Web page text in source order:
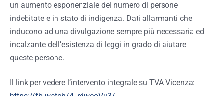
un aumento esponenziale del numero di persone
indebitate e in stato di indigenza. Dati allarmanti che
inducono ad una divulgazione sempre più necessaria ed
incalzante dell’esistenza di leggi in grado di aiutare
queste persone.
Il link per vedere l’intervento integrale su TVA Vicenza: